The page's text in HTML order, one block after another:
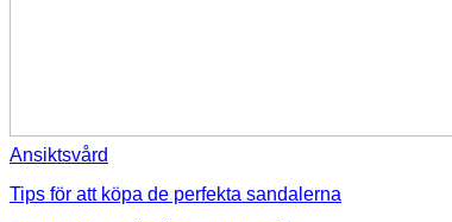
Ansiktsvård
Tips för att köpa de perfekta sandalerna